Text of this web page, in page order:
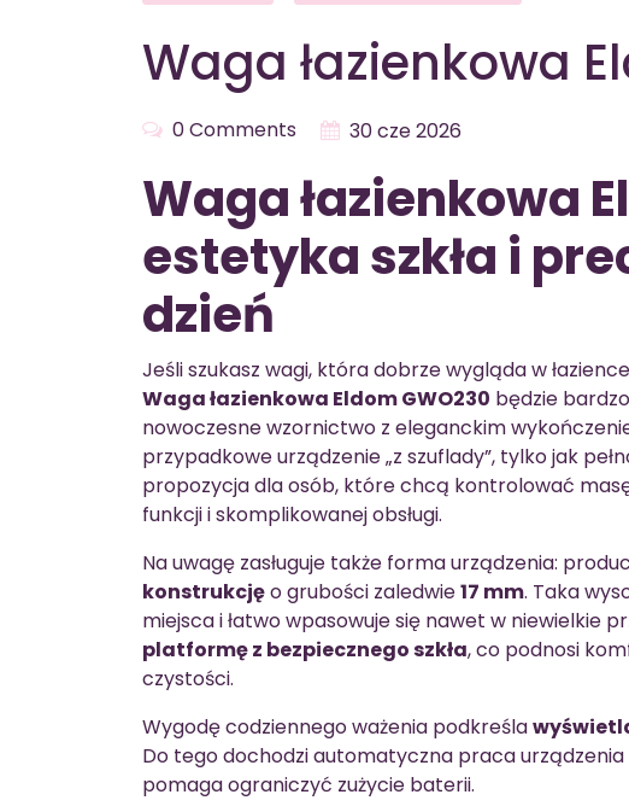
Waga łazienkowa
0 Comments 30 cze 2026
Waga łazienkowa
estetyka szkła i
dzień
Jeśli szukasz wagi, która dobrze wygląda w
Waga łazienkowa Eldom GWO230 będzie
nowoczesne wzornictwo z eleganckim
przypadkowe urządzenie „z szuflady”, tylko jak
propozycja dla osób, które chcą kontrolować
funkcji i skomplikowanej obsługi.
Na uwagę zasługuje także forma urządzenia:
konstrukcjęo grubości zaledwie17 mm. Taka
miejsca i łatwo wpasowuje się nawet w niewielkie
platformę z bezpiecznego szkła, co podnosi
czystości.
Wygodę codziennego ważenia podkreśla
Do tego dochodzi automatyczna praca urządzenia
pomaga ograniczyć zużycie baterii.